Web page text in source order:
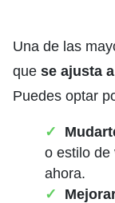
Una de las
que se ajusta
Puedes optar
o estilo de
ahora.